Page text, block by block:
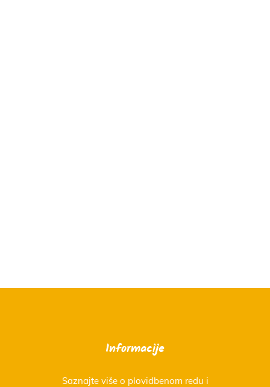
Informacije
Saznajte više o plovidbenom redu i